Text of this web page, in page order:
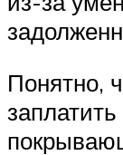
Понятно,